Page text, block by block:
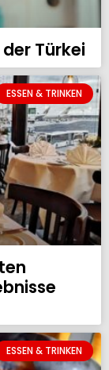
Türkei
ESSEN & TRINKEN
ESSEN & TRINKEN